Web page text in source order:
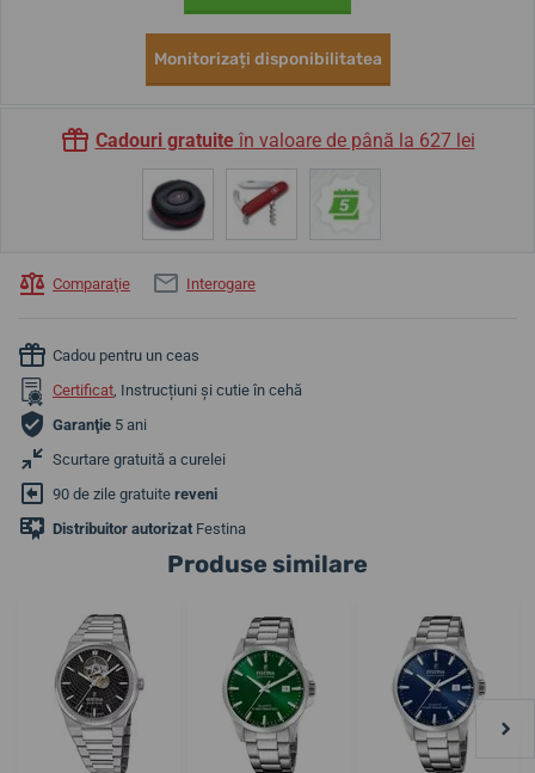
Monitorizați disponibilitatea
Cadouri gratuiteîn valoare de până la 627 lei
Comparaţie Interogare
Cadou pentru un ceas
Certificat, Instrucțiuni și cutie în cehă
Garanţie 5 ani
Scurtare gratuită a curelei
90 de zile gratuite reveni
Distribuitor autorizat Festina
Produse similare